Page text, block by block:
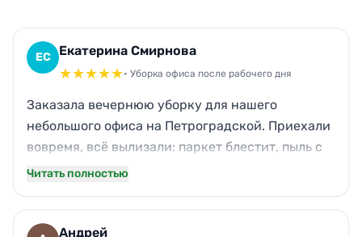
ЕС Екатерина Смирнова
★★★★★• Уборка офиса после рабочего дня
Заказала вечернюю уборку для нашего
небольшого офиса на Петроградской. Приехали
вовремя, всё вылизали: паркет блестит, пыль с
техники стёрли, даже кухонный угол отмыли от
работать одно удовольствие. Спасибо за
Читать полностью
Андрей